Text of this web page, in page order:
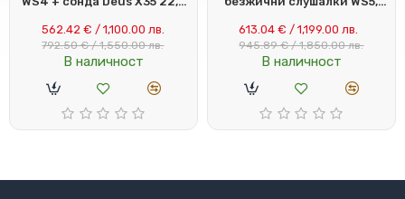
562.42 € / 1,100.00 лв.
792.50 € / 1,550.00 лв.
В наличност
613.04 € / 1,199.00 лв.
945.89 € / 1,850.00 лв.
В наличност